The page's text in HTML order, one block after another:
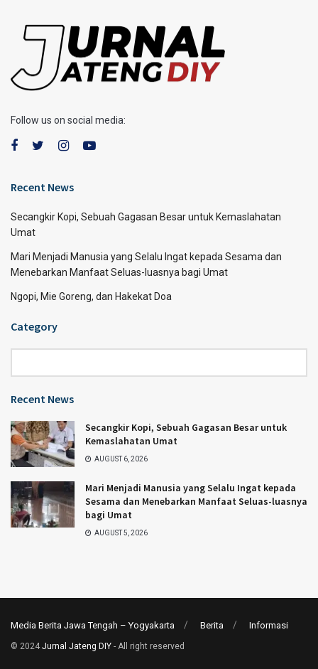
Follow us on social media:
Recent News
Secangkir Kopi, Sebuah Gagasan Besar untuk Kemaslahatan
Umat
Mari Menjadi Manusia yang Selalu Ingat kepada Sesama dan
Menebarkan Manfaat Seluas-luasnya bagi Umat
Ngopi, Mie Goreng, dan Hakekat Doa
Category
Recent News
Secangkir Kopi, Sebuah Gagasan Besar untuk
Kemaslahatan Umat
AUGUST 6, 2026
Mari Menjadi Manusia yang Selalu Ingat kepada
Sesama dan Menebarkan Manfaat Seluas-luasnya
bagi Umat
AUGUST 5, 2026
Media Berita Jawa Tengah – Yogyakarta Berita Informasi
© 2024 Jurnal Jateng DIY - All right reserved